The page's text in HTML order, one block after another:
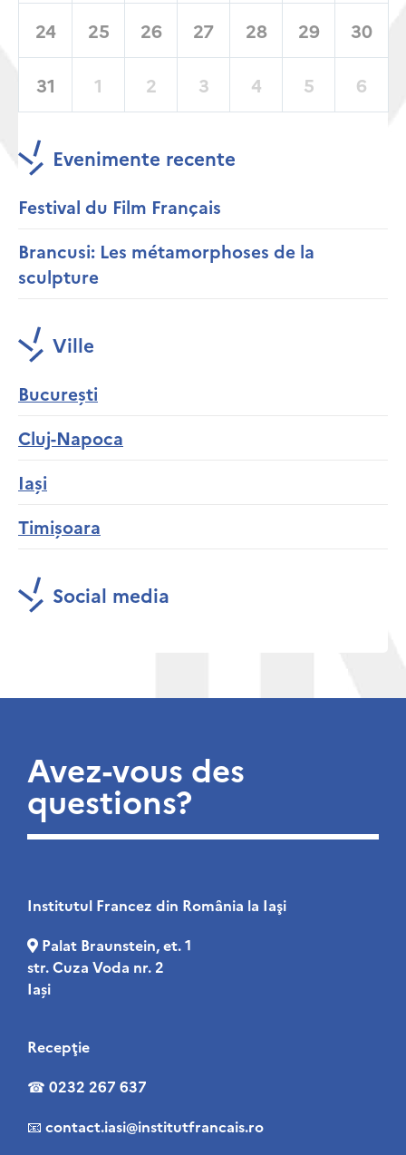
24 25 26 27 28 29 30
31 1 2 3 4 5 6
Evenimente recente
Festival du Film Français
Brancusi: Les métamorphoses de la
sculpture
Ville
București
Cluj-Napoca
Iași
Timișoara
Social media
Avez-vous des
questions?
Institutul Francez din România la Iaşi
Palat Braunstein, et. 1
str. Cuza Voda nr. 2
Iași
Recepţie
☎ 0232 267 637
📧 contact.iasi@institutfrancais.ro